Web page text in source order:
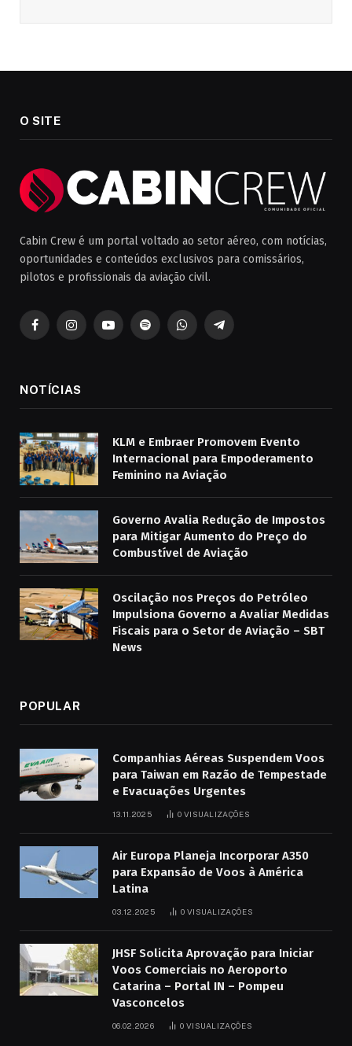
O SITE
Cabin Crew é um portal voltado ao setor aéreo, com notícias,
oportunidades e conteúdos exclusivos para comissários,
pilotos e profissionais da aviação civil.
FacebookInstagramYouTubeSpotifyWhatsAppTelegrama
NOTÍCIAS
KLM e Embraer Promovem Evento
Internacional para Empoderamento
Feminino na Aviação
Governo Avalia Redução de Impostos
para Mitigar Aumento do Preço do
Combustível de Aviação
Oscilação nos Preços do Petróleo
Impulsiona Governo a Avaliar Medidas
Fiscais para o Setor de Aviação – SBT
News
POPULAR
Companhias Aéreas Suspendem Voos
para Taiwan em Razão de Tempestade
e Evacuações Urgentes
13.11.2025 0 VISUALIZAÇÕES
Air Europa Planeja Incorporar A350
para Expansão de Voos à América
Latina
03.12.2025 0 VISUALIZAÇÕES
JHSF Solicita Aprovação para Iniciar
Voos Comerciais no Aeroporto
Catarina – Portal IN – Pompeu
Vasconcelos
06.02.2026 0 VISUALIZAÇÕES